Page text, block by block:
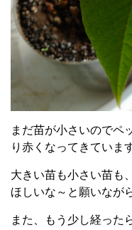
まだ苗が小さいのでペ
り赤くなってきていま
大きい苗も小さい苗も
ほしいな～と願いなが
また、もう少し経った